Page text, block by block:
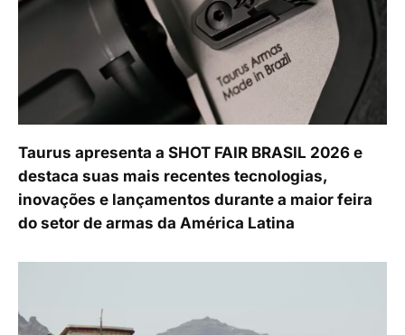
Taurus apresenta a SHOT FAIR BRASIL 2026 e
destaca suas mais recentes tecnologias,
inovações e lançamentos durante a maior feira
do setor de armas da América Latina